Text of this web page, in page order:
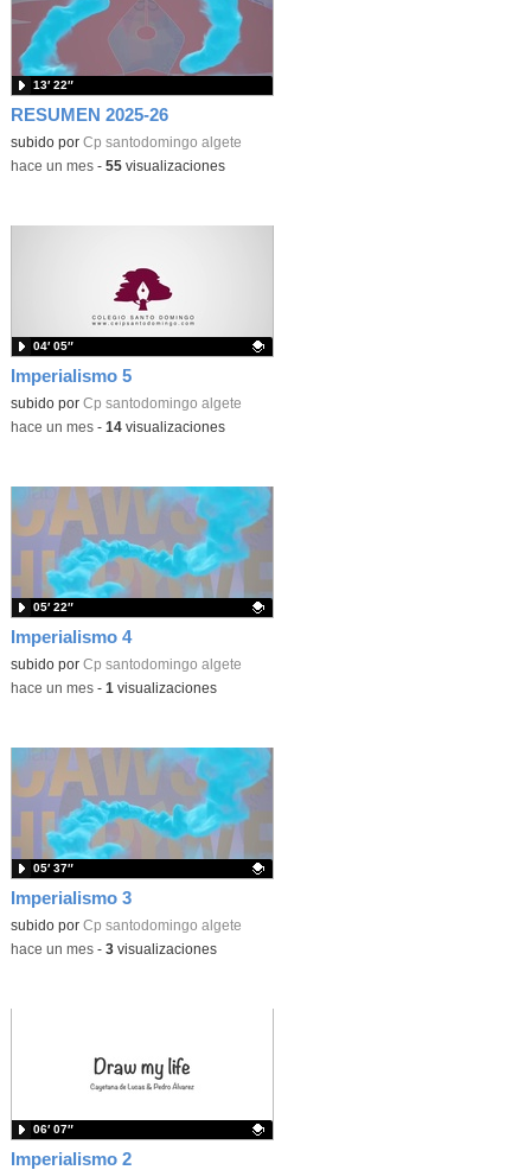
RESUMEN 2025-26
subido por Cp santodomingo algete
13′ 22″
-hace un mes- 55visualizaciones
Imperialismo 5
Contenido educativo.
subido por Cp santodomingo algete
04′ 05″
-hace un mes- 14visualizaciones
Imperialismo 4
Contenido educativo.
subido por Cp santodomingo algete
05′ 22″
-hace un mes- 1 visualizaciones
Imperialismo 3
Contenido educativo.
subido por Cp santodomingo algete
05′ 37″
-hace un mes- 3visualizaciones
Imperialismo 2
06′ 07″